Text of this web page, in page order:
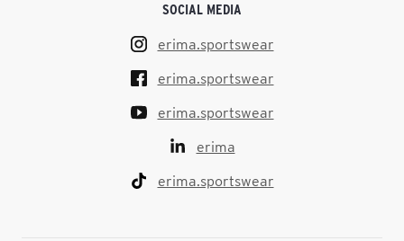
SOCIAL MEDIA
erima.sportswear
erima.sportswear
erima.sportswear
erima
erima.sportswear